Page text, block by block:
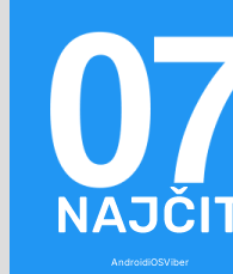
AndroidiOSViber